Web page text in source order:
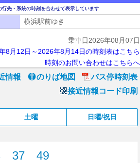
先・系統の時刻を合わせて表示しています
横浜駅前ゆき
乗車日2026年08月07日
8月12日～2026年8月14日の時刻表はこちら
時刻のお問い合わせはこちらへ
情報 のりば地図
バス停時刻表
接近情報コード印刷
土曜 日曜/祝日
37
49